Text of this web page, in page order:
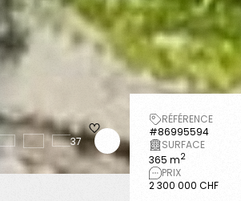
37
RÉFÉRENCE
#86995594
SURFACE
365 m2
PRIX
2 300 000 CHF